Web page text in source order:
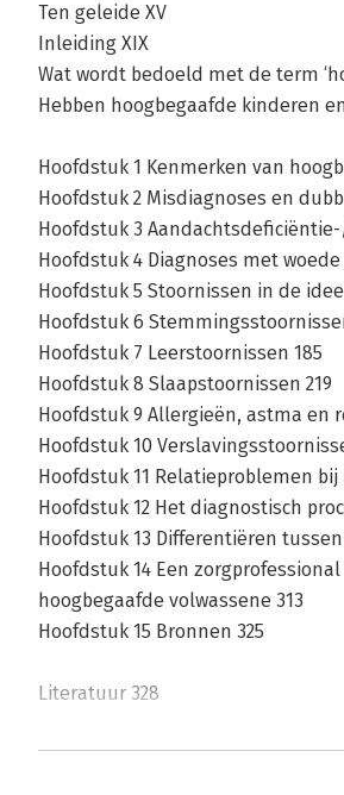
Ten geleide XV
Inleiding XIX
Wat wordt bedoeld met de term
Hebben hoogbegaafde kinderen
Hoofdstuk 1 Kenmerken van
Hoofdstuk 2 Misdiagnoses en
Hoofdstuk 3
Hoofdstuk 4 Diagnoses met woede
Hoofdstuk 5 Stoornissen in de
Hoofdstuk 6
Hoofdstuk 7 Leerstoornissen 185
Hoofdstuk 8 Slaapstoornissen 219
Hoofdstuk 9 Allergieën, astma en
Hoofdstuk 10
Hoofdstuk 11 Relatieproblemen
Hoofdstuk 12 Het diagnostisch
Hoofdstuk 13 Differentiëren
Hoofdstuk 14 Een
hoogbegaafde volwassene 313
Hoofdstuk 15 Bronnen 325
Literatuur 328
Register 369